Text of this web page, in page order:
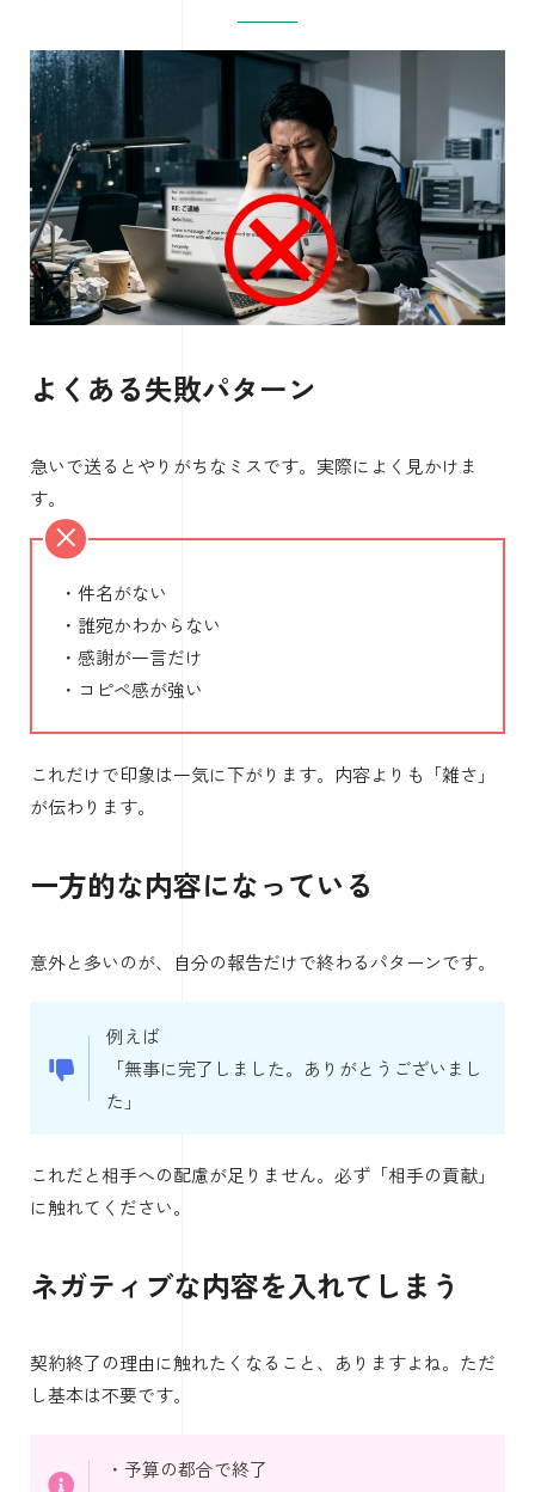
よくある失敗パターン
急いで送るとやりがちなミスです。実際によく見かけま
す。
・件名がない
・誰宛かわからない
・感謝が一言だけ
・コピペ感が強い
これだけで印象は一気に下がります。内容よりも「雑さ」
が伝わります。
一方的な内容になっている
意外と多いのが、自分の報告だけで終わるパターンです。
例えば
「無事に完了しました。ありがとうございまし
た」
これだと相手への配慮が足りません。必ず「相手の貢献」
に触れてください。
ネガティブな内容を入れてしまう
契約終了の理由に触れたくなること、ありますよね。ただ
し基本は不要です。
・予算の都合で終了